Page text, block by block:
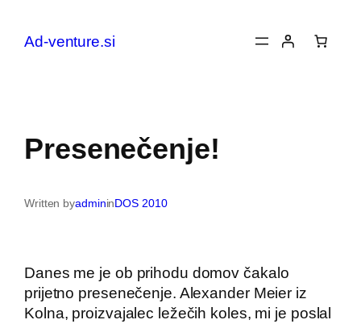
vsebino
Ad-venture.si
Presenečenje!
Written byadmininDOS 2010
Danes me je ob prihodu domov čakalo
prijetno presenečenje. Alexander Meier iz
Kolna, proizvajalec ležečih koles, mi je poslal